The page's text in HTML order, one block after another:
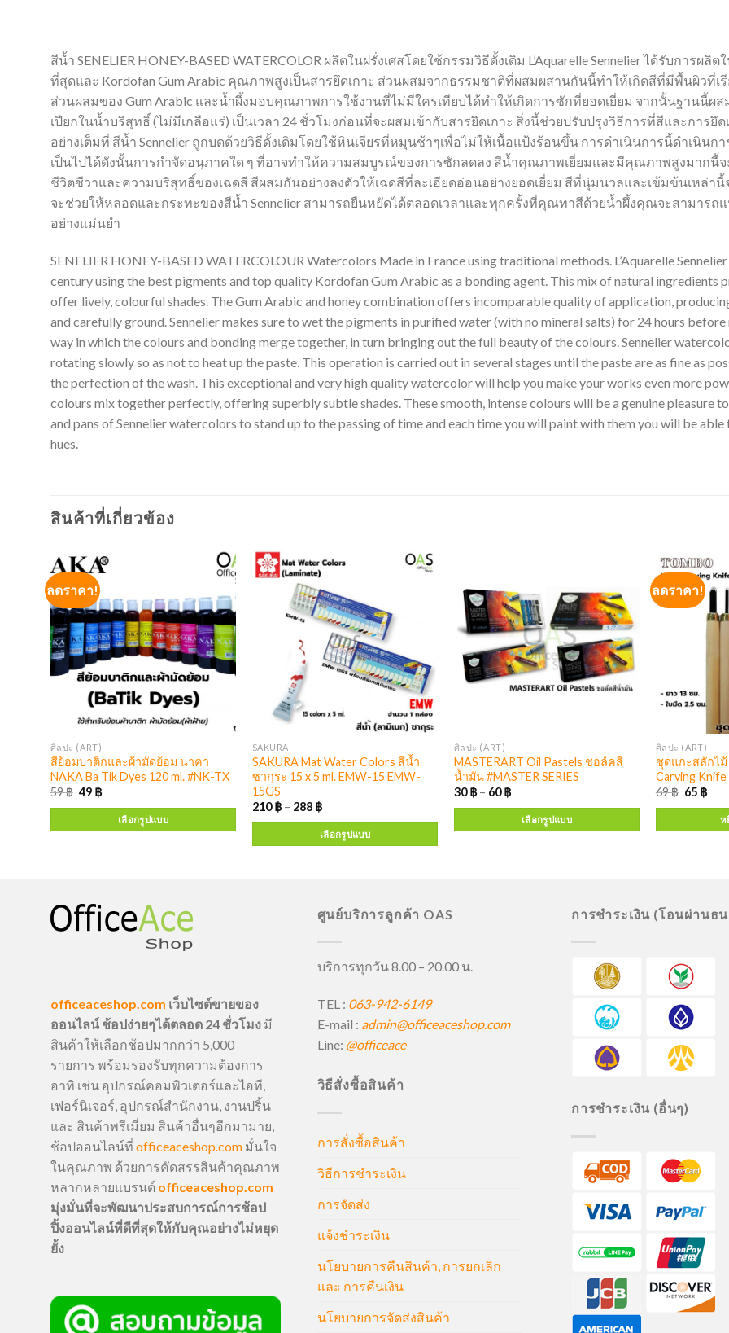
สีน้ำ SENELIER HONEY-BASED WATERCOLOR ผลิตในฝรั่งเศสโดยใช้กรรมวิธีดั้งเดิม L’Aquarelle Sennelier ได้รับกา
ที่สุดและ Kordofan Gum Arabic คุณภาพสูงเป็นสารยึดเกาะ ส่วนผสมจากธรรมชาติที่ผสมผสานกันนี้ทำให้เกิดสีที่มีพื้นผิวที่
ส่วนผสมของ Gum Arabic และน้ำผึ้งมอบคุณภาพการใช้งานที่ไม่มีใครเทียบได้ทำให้เกิดการซักที่ยอดเยี่ยม จากนั้นฐานนี้ผส
เปียกในน้ำบริสุทธิ์ (ไม่มีเกลือแร่) เป็นเวลา 24 ชั่วโมงก่อนที่จะผสมเข้ากับสารยึดเกาะ สิ่งนี้ช่วยปรับปรุงวิธีการที่สีและการ
อย่างเต็มที่ สีน้ำ Sennelier ถูกบดด้วยวิธีดั้งเดิมโดยใช้หินเจียรที่หมุนช้าๆเพื่อไม่ให้เนื้อแป้งร้อนขึ้น การดำเนินการนี้ดำเนิน
เป็นไปได้ดังนั้นการกำจัดอนุภาคใด ๆ ที่อาจทำให้ความสมบูรณ์ของการซักลดลง สีน้ำคุณภาพเยี่ยมและมีคุณภาพสูงมากนี้
ชีวิตชีวาและความบริสุทธิ์ของเฉดสี สีผสมกันอย่างลงตัวให้เฉดสีที่ละเอียดอ่อนอย่างยอดเยี่ยม สีที่นุ่มนวลและเข้มข้นเหล่า
จะช่วยให้หลอดและกระทะของสีน้ำ Sennelier สามารถยืนหยัดได้ตลอดเวลาและทุกครั้งที่คุณทาสีด้วยน้ำผึ้งคุณจะสามาร
อย่างแม่นยำ
SENELIER HONEY-BASED WATERCOLOUR Watercolors Made in France using traditional methods. L’Aquarelle
century using the best pigments and top quality Kordofan Gum Arabic as a bonding agent. This mix of natural ingredients
offer lively, colourful shades. The Gum Arabic and honey combination offers incomparable quality of application,
and carefully ground. Sennelier makes sure to wet the pigments in purified water (with no mineral salts) for 24 hours
way in which the colours and bonding merge together, in turn bringing out the full beauty of the colours. Sennelier
rotating slowly so as not to heat up the paste. This operation is carried out in several stages until the paste are as fine as
the perfection of the wash. This exceptional and very high quality watercolor will help you make your works even more
colours mix together perfectly, offering superbly subtle shades. These smooth, intense colours will be a genuine pleasure
and pans of Sennelier watercolors to stand up to the passing of time and each time you will paint with them you will be
hues.
สินค้าที่เกี่ยวข้อง
ลดราคา!
ศิลปะ (ART)
สีย้อมบาติกและผ้ามัดย้อม นาคา
NAKA Ba Tik Dyes 120 ml. #NK-TX
59฿ 49 ฿
เลือกรูปแบบ
SAKURA
SAKURA Mat Water Colors สีน้ำ
ซากุระ 15 x 5 ml. EMW-15 EMW-
15GS
210฿– 288 ฿
เลือกรูปแบบ
ศิลปะ (ART)
MASTERART Oil Pastels ชอล์คสี
น้ำมัน #MASTER SERIES
30฿– 60฿
เลือกรูปแบบ
ลดราคา!
ศิลปะ (ART)
ชุดแกะสลักไม้
Carving
69฿ 65 ฿
ห
officeaceshop.com เว็บไซต์ขายของ
ออนไลน์ ช้อปง่ายๆได้ตลอด 24 ชั่วโมง มี
สินค้าให้เลือกช้อปมากกว่า 5,000
รายการ พร้อมรองรับทุกความต้องการ
อาทิ เช่น อุปกรณ์คอมพิวเตอร์และไอที,
เฟอร์นิเจอร์, อุปกรณ์สำนักงาน, งานปริ้น
และ สินค้าพรีเมี่ยม สินค้าอื่นๆอีกมามาย,
ช้อปออนไลน์ที่ officeaceshop.com มั่นใจ
ในคุณภาพ ด้วยการคัดสรรสินค้าคุณภาพ
หลากหลายแบรนด์ officeaceshop.com
มุ่งมั่นที่จะพัฒนาประสบการณ์การช้อป
ปิ้งออนไลน์ที่ดีที่สุดให้กับคุณอย่างไม่หยุด
ยั้ง
ศูนย์บริการลูกค้า OAS
บริการทุกวัน 8.00 – 20.00 น.
TEL : 063-942-6149
E-mail : admin@officeaceshop.com
Line: @officeace
วิธีสั่งซื้อสินค้า
การสั่งซื้อสินค้า
วิธีการชำระเงิน
การจัดส่ง
แจ้งชำระเงิน
นโยบายการคืนสินค้า, การยกเลิก
และ การคืนเงิน
นโยบายการจัดส่งสินค้า
การชำระเงิน (โอนผ่านธ
การชำระเงิน (อื่นๆ)